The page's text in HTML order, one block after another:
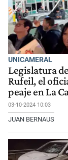
UNICAMERAL
Legislatura
Rufeil, el
peaje en La
03-10-2024 10:03
JUAN BERNAUS